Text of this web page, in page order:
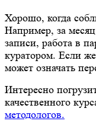
Хорошо, когда
Например, за
записи, работа в
куратором. Если
может означать
Интересно
качественного
методологов.